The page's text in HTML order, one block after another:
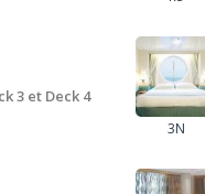
3 et Deck 4
3N